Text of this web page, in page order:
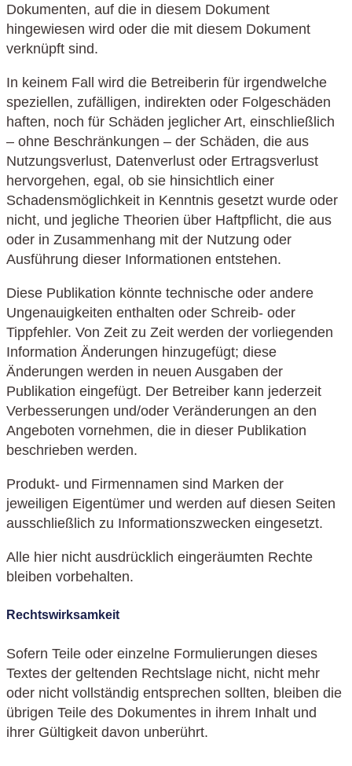
Dokumenten, auf die in diesem Dokument
hingewiesen wird oder die mit diesem Dokument
verknüpft sind.
In keinem Fall wird die Betreiberin für irgendwelche
speziellen, zufälligen, indirekten oder Folgeschäden
haften, noch für Schäden jeglicher Art, einschließlich
– ohne Beschränkungen – der Schäden, die aus
Nutzungsverlust, Datenverlust oder Ertragsverlust
hervorgehen, egal, ob sie hinsichtlich einer
Schadensmöglichkeit in Kenntnis gesetzt wurde oder
nicht, und jegliche Theorien über Haftpflicht, die aus
oder in Zusammenhang mit der Nutzung oder
Ausführung dieser Informationen entstehen.
Diese Publikation könnte technische oder andere
Ungenauigkeiten enthalten oder Schreib- oder
Tippfehler. Von Zeit zu Zeit werden der vorliegenden
Information Änderungen hinzugefügt; diese
Änderungen werden in neuen Ausgaben der
Publikation eingefügt. Der Betreiber kann jederzeit
Verbesserungen und/oder Veränderungen an den
Angeboten vornehmen, die in dieser Publikation
beschrieben werden.
Produkt- und Firmennamen sind Marken der
jeweiligen Eigentümer und werden auf diesen Seiten
ausschließlich zu Informationszwecken eingesetzt.
Alle hier nicht ausdrücklich eingeräumten Rechte
bleiben vorbehalten.
Rechtswirksamkeit
Sofern Teile oder einzelne Formulierungen dieses
Textes der geltenden Rechtslage nicht, nicht mehr
oder nicht vollständig entsprechen sollten, bleiben die
übrigen Teile des Dokumentes in ihrem Inhalt und
ihrer Gültigkeit davon unberührt.